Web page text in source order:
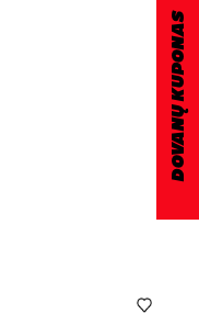
DOVANŲ KUPONAS